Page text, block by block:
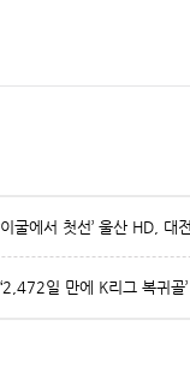
굴에서 첫선’ 울산 HD, 대
일 만에 K리그 복귀골